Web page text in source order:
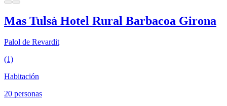
Mas Tulsà Hotel Rural Barbacoa Girona
Palol de Revardit
(1)
Habitación
20 personas